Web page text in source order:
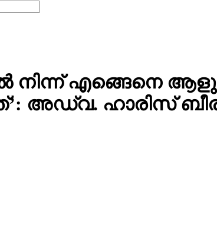
നിന്ന് എങ്ങെനെ
അഡ്വ. ഹാരിസ്